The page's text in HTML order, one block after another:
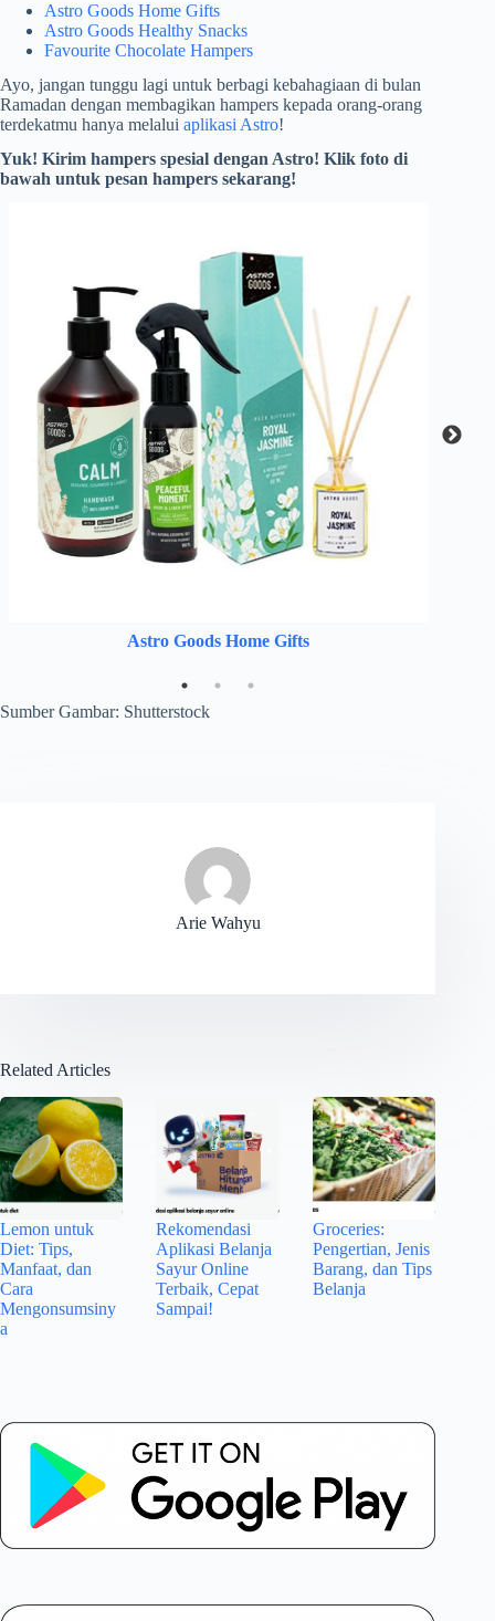
Astro Goods Home Gifts
Astro Goods Healthy Snacks
Favourite Chocolate Hampers
Ayo, jangan tunggu lagi untuk berbagi kebahagiaan di bulan
Ramadan dengan membagikan hampers kepada orang-orang
terdekatmu hanya melalui aplikasi Astro!
Yuk! Kirim hampers spesial dengan Astro! Klik foto di
bawah untuk pesan hampers sekarang!
Astro Goods Home Gifts
Sumber Gambar: Shutterstock
Arie Wahyu
Related Articles
Lemon untuk
Diet: Tips,
Manfaat, dan
Cara
Mengonsumsiny
a
Rekomendasi
Aplikasi Belanja
Sayur Online
Terbaik, Cepat
Sampai!
Groceries:
Pengertian, Jenis
Barang, dan Tips
Belanja